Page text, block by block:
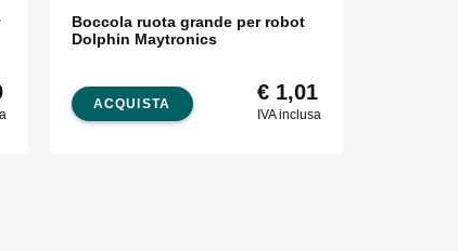
Boccola ruota grande per robot
Dolphin Maytronics
ACQUISTA € 1,01
IVA inclusa